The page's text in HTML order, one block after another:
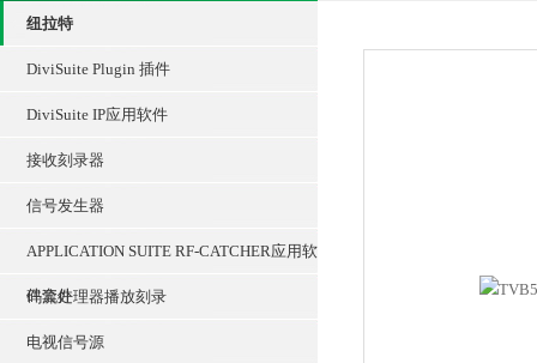
纽拉特
DiviSuite Plugin 插件
DiviSuite IP应用软件
接收刻录器
信号发生器
APPLICATION SUITE RF-CATCHER应用软
件套件
码流处理器播放刻录
电视信号源